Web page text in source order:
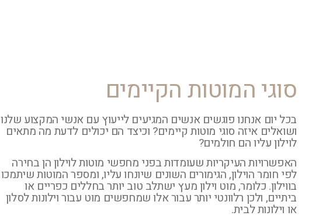
סוגי המוטות הקיימים
בכל יום אנחנו פוגשים אנשים המגיעים לייעוץ עם אנשי המקצוע שלנו
ושואלים איזה סוגי מוטות קיימים? וכיצד הם יכולים לדעת מה מתאים
לוילון עליו הם חולמים?
האפשרויות העיקריות שעומדות בפני מחפשי מוטות לוילון הן בחירה
לפי חומר הוילון, הגימורים השונים שיונחו עליו, ומספר המוטות שיתמכו
בווילון. כלומר, מוט וילון מעץ ישתלב טוב יותר בחללים כפריים או
ביתיים, ולכן רלוונטי יותר עבור אלו שמחפשים מוט עבור וילונות לסלון
או וילונות לבית.